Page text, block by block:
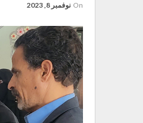
On نوفمبر 8, 2023